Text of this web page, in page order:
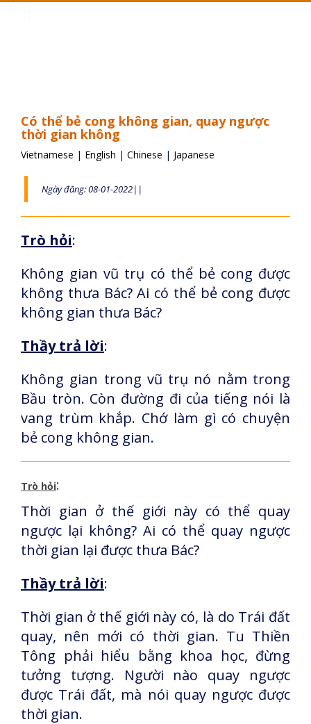
Có thể bẻ cong không gian, quay ngược
thời gian không
Vietnamese | English | Chinese | Japanese
Ngày đăng: 08-01-2022||
Trò hỏi:
Không gian vũ trụ có thể bẻ cong được
không thưa Bác? Ai có thể bẻ cong được
không gian thưa Bác?
Thầy trả lời:
Không gian trong vũ trụ nó nằm trong
Bầu tròn. Còn đường đi của tiếng nói là
vang trùm khắp. Chớ làm gì có chuyện
bẻ cong không gian.
Trò hỏi:
Thời gian ở thế giới này có thể quay
ngược lại không? Ai có thể quay ngược
thời gian lại được thưa Bác?
Thầy trả lời:
Thời gian ở thế giới này có, là do Trái đất
quay, nên mới có thời gian. Tu Thiền
Tông phải hiểu bằng khoa học, đừng
tưởng tượng. Người nào quay ngược
được Trái đất, mà nói quay ngược được
thời gian.